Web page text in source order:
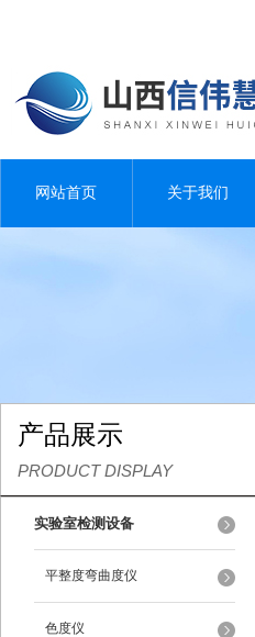
网站首页 关于我们
产品展示
PRODUCT DISPLAY
实验室检测设备
平整度弯曲度仪
色度仪